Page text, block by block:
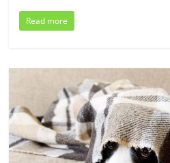
Read more